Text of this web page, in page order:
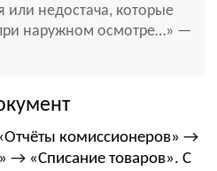
или недостача, которые
наружном осмотре…» —
комиссионеров» →
→ «Списание товаров». С